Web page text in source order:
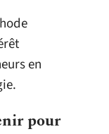
en
pour